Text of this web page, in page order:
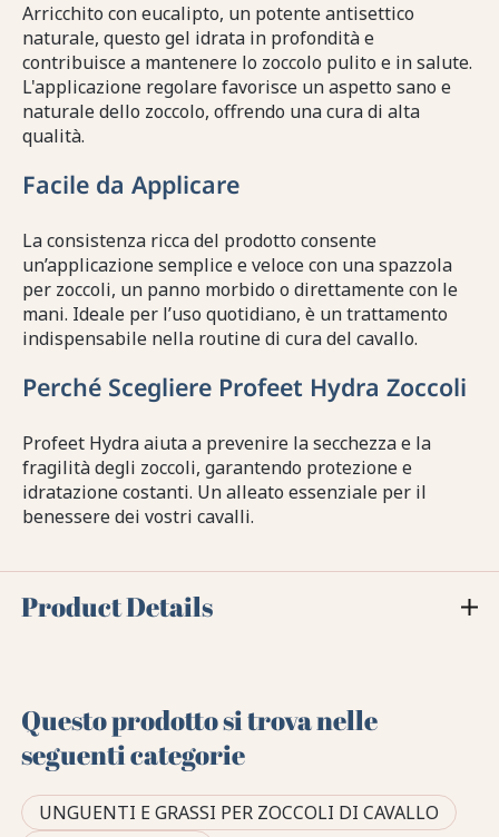
Arricchito con eucalipto, un potente antisettico
naturale, questo gel idrata in profondità e
contribuisce a mantenere lo zoccolo pulito e in salute.
L'applicazione regolare favorisce un aspetto sano e
naturale dello zoccolo, offrendo una cura di alta
qualità.
Facile da Applicare
La consistenza ricca del prodotto consente
un’applicazione semplice e veloce con una spazzola
per zoccoli, un panno morbido o direttamente con le
mani. Ideale per l’uso quotidiano, è un trattamento
indispensabile nella routine di cura del cavallo.
Perché Scegliere Profeet Hydra Zoccoli
Profeet Hydra aiuta a prevenire la secchezza e la
fragilità degli zoccoli, garantendo protezione e
idratazione costanti. Un alleato essenziale per il
benessere dei vostri cavalli.
Product Details
Questo prodotto si trova nelle
seguenti categorie
UNGUENTI E GRASSI PER ZOCCOLI DI CAVALLO